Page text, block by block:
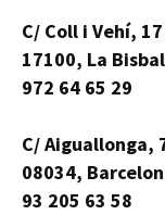
C/ Coll i Vehí, 17
17100, La
972 64 65 29
C/ Aiguallonga,
08034,
93 205 63 58